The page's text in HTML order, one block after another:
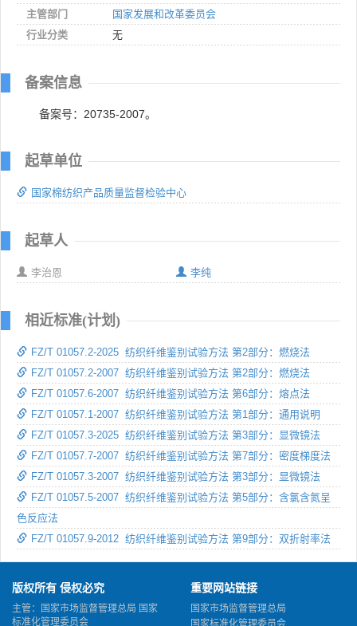
主管部门
国家发展和改革委员会
行业分类
无
备案信息
备案号：20735-2007。
起草单位
国家棉纺织产品质量监督检验中心
起草人
李治恩 李纯
相近标准(计划)
FZ/T 01057.2-2025 纺织纤维鉴别试验方法 第2部分：燃烧法
FZ/T 01057.2-2007 纺织纤维鉴别试验方法 第2部分：燃烧法
FZ/T 01057.6-2007 纺织纤维鉴别试验方法 第6部分：熔点法
FZ/T 01057.1-2007 纺织纤维鉴别试验方法 第1部分：通用说明
FZ/T 01057.3-2025 纺织纤维鉴别试验方法 第3部分：显微镜法
FZ/T 01057.7-2007 纺织纤维鉴别试验方法 第7部分：密度梯度法
FZ/T 01057.3-2007 纺织纤维鉴别试验方法 第3部分：显微镜法
FZ/T 01057.5-2007 纺织纤维鉴别试验方法 第5部分：含氯含氮呈
色反应法
FZ/T 01057.9-2012 纺织纤维鉴别试验方法 第9部分：双折射率法
版权所有 侵权必究
主管：国家市场监督管理总局 国家
标准化管理委员会
重要网站链接
国家市场监督管理总局
国家标准化管理委员会